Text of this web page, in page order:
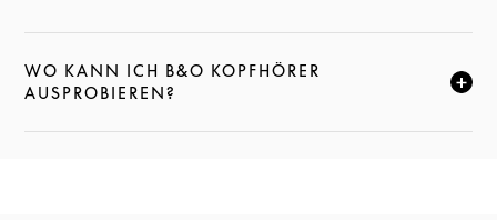
WO KANN ICH B&O KOPFHÖRER
AUSPROBIEREN?
KLICKE HIER, UM DIESE BESCHREIBUNG ZU